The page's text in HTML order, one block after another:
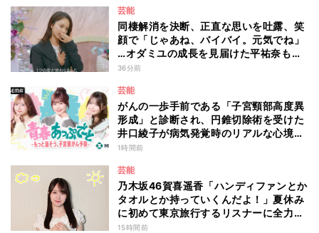
芸能
同棲解消を決断、正直な思いを吐露、笑
顔で「じゃあね、バイバイ。元気でね」
…オダミユの成長を見届けた平祐奈も思
わず涙 『ガールオアレディ3』
36分前
芸能
がんの一歩手前である「子宮頸部高度異
形成」と診断され、円錐切除術を受けた
井口綾子が病気発覚時のリアルな心境や
葛藤を語る ABEMAトーク番組『青春
ん予防-』
1時間前
芸能
乃木坂46賀喜遥香「ハンディファンとか
タオルとか持っていくんだよ！」夏休み
に初めて東京旅行するリスナーに全力ア
ドバイス！
15時間前